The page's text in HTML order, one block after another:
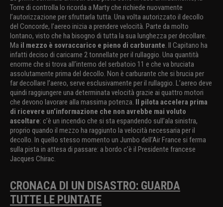
Torre di controlla lo ricorda a Marty che richiede nuovamente
l’autorizzazione per sfruttarla tutta. Una volta autorizzato il decollo
del Concorde, l’aereo inizia a prendere velocità. Parte da molto
lontano, visto che ha bisogno di tutta la sua lunghezza per decollare.
Ma il mezzo è sovraccarico e pieno di carburante . Il Capitano ha
infatti deciso di caricarne 2 tonnellate per il rullaggio. Una quantità
enorme che si trova all’interno del serbatoio 11 e che va bruciata
assolutamente prima del decollo. Non è carburante che si brucia per
far decollare l’aereo, serve esclusivamente per il rullaggio. L’aereo deve
quindi raggiungere una determinata velocità grazie ai quattro motori
che devono lavorare alla massima potenza. Il pilota accelera prima
di ricevere un’informazione che non avrebbe mai voluto
ascoltare: c’è un incendio che si sta espandendo sull’ala sinistra,
proprio quando il mezzo ha raggiunto la velocità necessaria per il
decollo. In quello stesso momento un Jumbo dell’Air France si ferma
sulla pista in attesa di passare: a bordo c’è il Presidente francese
Jacques Chirac.
CRONACA DI UN DISASTRO: GUARDA
TUTTE LE PUNTATE